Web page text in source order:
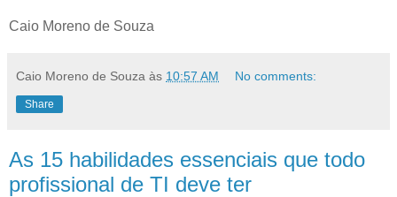
Caio Moreno de Souza
Caio Moreno de Souza às 10:57 AM No comments:
Share
As 15 habilidades essenciais que todo
profissional de TI deve ter